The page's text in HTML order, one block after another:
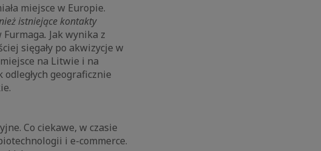
miejsce w Europie.
istniejące kontakty
Furmaga. Jak wynika z
sięgały po akwizycje w
na Litwie i na
geograficznie
Co ciekawe, w czasie
i e-commerce.